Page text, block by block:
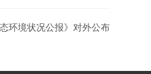
环境状况公报》对外公布